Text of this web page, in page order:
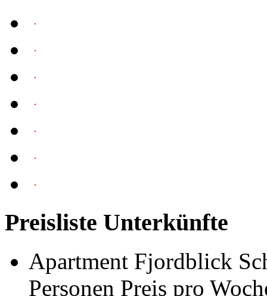
Preisliste Unterkünfte
Apartment Fjordblick
Personen Preis pro